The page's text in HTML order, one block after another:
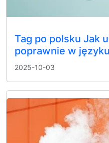
Tag po polsku Jak
poprawnie w
2025-10-03